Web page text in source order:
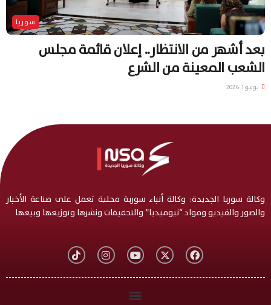
سوريا
بعد أشهر من الانتظار.. إعلان قائمة مجلس
الشعب المعينة من الشرع
يوليو 1, 2026
وكالة سوريا الجديدة: وكالة أنباء سورية محلية تعمل على صناعة الأخبار
والصور والفيديو ومواد “نيوميديا” والتحقيقات ونشرها وتوزيعها وبيعها